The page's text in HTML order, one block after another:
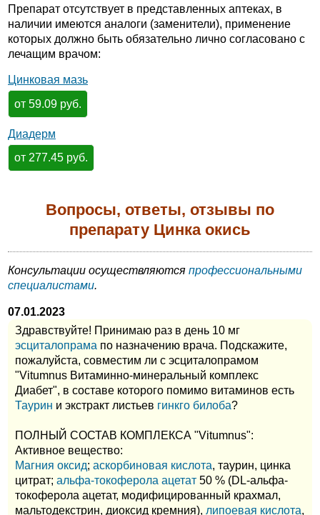
Препарат отсутствует в представленных аптеках, в
наличии имеются аналоги (заменители), применение
которых должно быть обязательно лично согласовано с
лечащим врачом:
Цинковая мазь
от 59.09 руб.
Диадерм
от 277.45 руб.
Вопросы, ответы, отзывы по
препарату Цинка окись
Консультации осуществляются профессиональными
специалистами.
07.01.2023
Здравствуйте! Принимаю раз в день 10 мг
эсциталопрама по назначению врача. Подскажите,
пожалуйста, совместим ли с эсциталопрамом
"Vitumnus Витаминно-минеральный комплекс
Диабет", в составе которого помимо витаминов есть
Таурин и экстракт листьев гинкго билоба?
ПОЛНЫЙ СОСТАВ КОМПЛЕКСА "Vitumnus":
Активное вещество:
Магния оксид; аскорбиновая кислота, таурин, цинка
цитрат; альфа-токоферола ацетат 50 % (DL-альфа-
токоферола ацетат, модифицированный крахмал,
мальтодекстрин, диоксид кремния), липоевая кислота,